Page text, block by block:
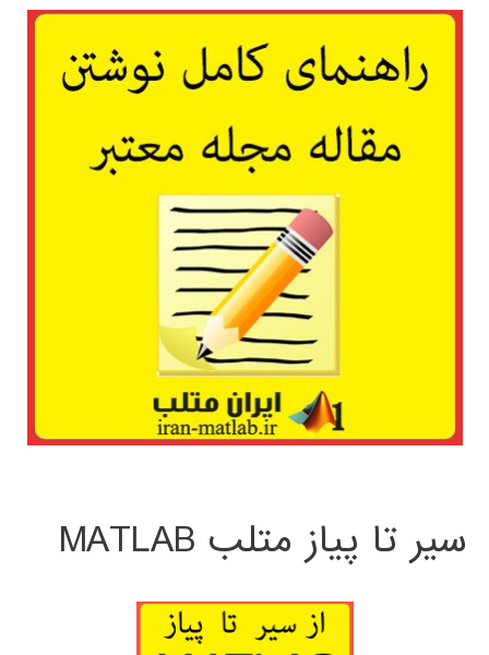
سیر تا پیاز متلب MATLAB